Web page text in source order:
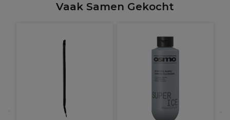
Vaak Samen Gekocht